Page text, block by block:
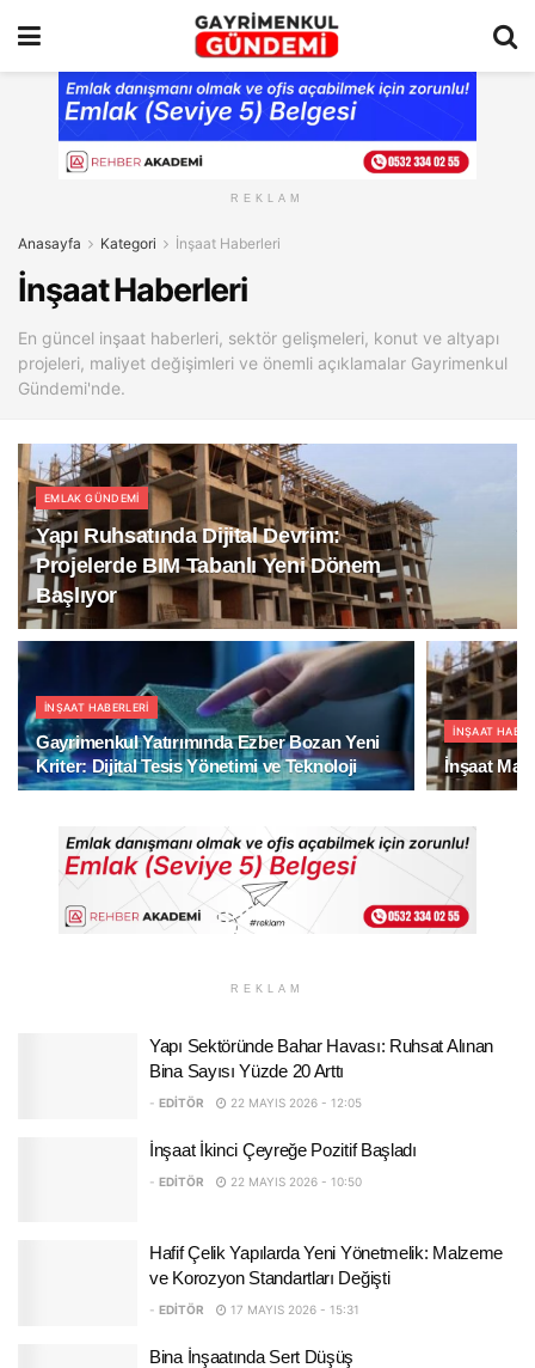
REKLAM
Anasayfa Kategori İnşaat Haberleri
İnşaat Haberleri
En güncel inşaat haberleri, sektör gelişmeleri, konut ve altyapı
projeleri, maliyet değişimleri ve önemli açıklamalar Gayrimenkul
Gündemi'nde.
EMLAK GÜNDEMI
Yapı Ruhsatında Dijital Devrim:
Projelerde BIM Tabanlı Yeni Dönem
Başlıyor
İNŞAAT HABERLERI
Gayrimenkul Yatırımında Ezber Bozan Yeni
Kriter: Dijital Tesis Yönetimi ve Teknoloji
İNŞAAT
İnşaat
REKLAM
Yapı Sektöründe Bahar Havası: Ruhsat Alınan
Bina Sayısı Yüzde 20 Arttı
- EDITÖR 22 MAYIS 2026 - 12:05
İnşaat İkinci Çeyreğe Pozitif Başladı
- EDITÖR 22 MAYIS 2026 - 10:50
Hafif Çelik Yapılarda Yeni Yönetmelik: Malzeme
ve Korozyon Standartları Değişti
- EDITÖR 17 MAYIS 2026 - 15:31
Bina İnşaatında Sert Düşüş